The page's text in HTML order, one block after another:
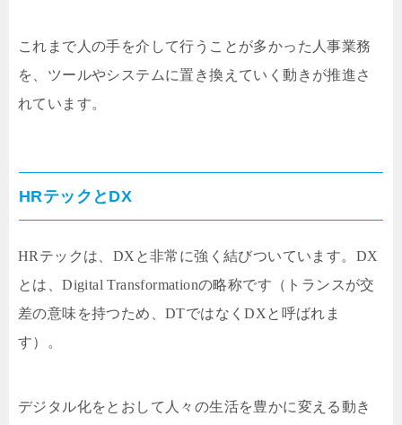
これまで人の手を介して行うことが多かった人事業務
を、ツールやシステムに置き換えていく動きが推進さ
れています。
HRテックとDX
HRテックは、DXと非常に強く結びついています。DX
とは、Digital Transformationの略称です（トランスが交
差の意味を持つため、DTではなくDXと呼ばれま
す）。
デジタル化をとおして人々の生活を豊かに変える動き